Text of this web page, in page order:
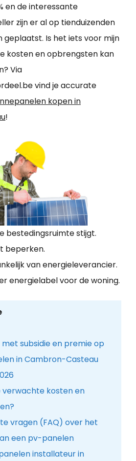
en de interessante
zijn er al op tienduizenden
geplaatst. Is het iets voor mijn
kosten en opbrengsten kan
Via
vind je accurate
kopen in
!
bestedingsruimte stijgt.
beperken.
van energieleverancier.
energielabel voor de woning.
met subsidie en premie op
in Cambron-Casteau
verwachte kosten en
vragen (FAQ) over het
een pv-panelen
installateur in